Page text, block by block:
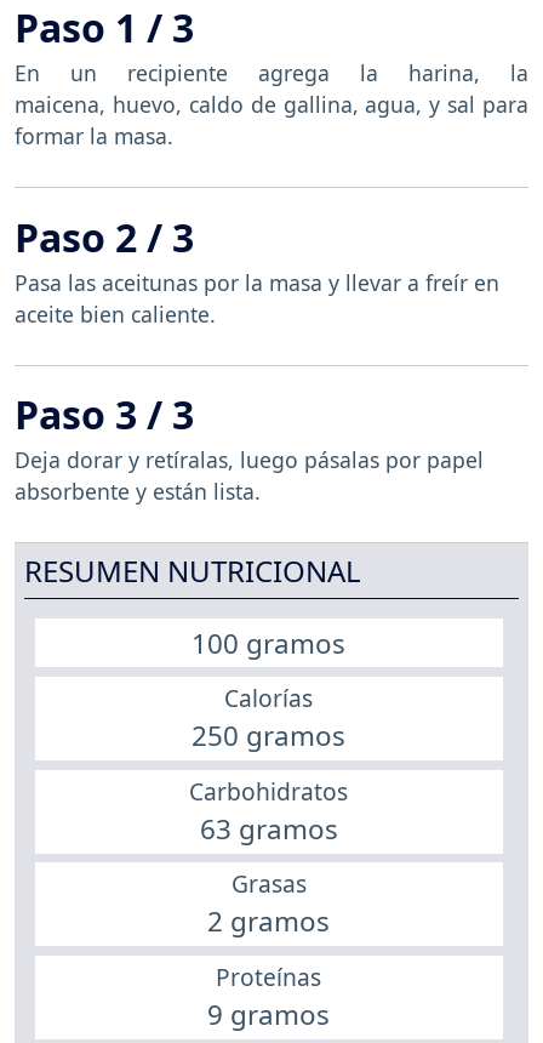
Paso 1 / 3
En un recipiente agrega la harina, la
maicena, huevo, caldo de gallina, agua, y sal para
formar la masa.
Paso 2 / 3
Pasa las aceitunas por la masa y llevar a freír en
aceite bien caliente.
Paso 3 / 3
Deja dorar y retíralas, luego pásalas por papel
absorbente y están lista.
RESUMEN NUTRICIONAL
100 gramos
Calorías
250 gramos
Carbohidratos
63 gramos
Grasas
2 gramos
Proteínas
9 gramos